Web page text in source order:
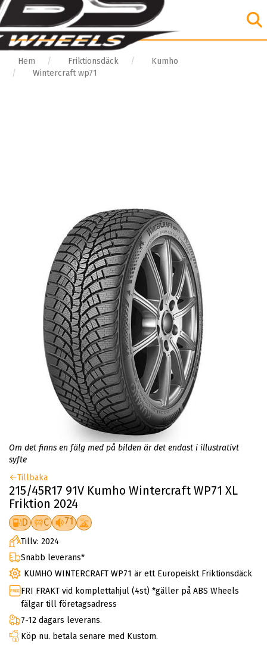
Hem Friktionsdäck
Kumho
Wintercraft wp71
Om det finns en fälg med på bilden är det endast i illustrativt
syfte
Tillbaka
215/45R17 91V Kumho Wintercraft WP71 XL
Friktion 2024
D C 71
Tillv: 2024
Snabb leverans*
KUMHO WINTERCRAFT WP71 är ett Europeiskt Friktionsdäck
FRI FRAKT vid komplettahjul (4st) *gäller på ABS Wheels
fälgar till företagsadress
7-12 dagars leverans.
Köp nu. betala senare med Kustom.